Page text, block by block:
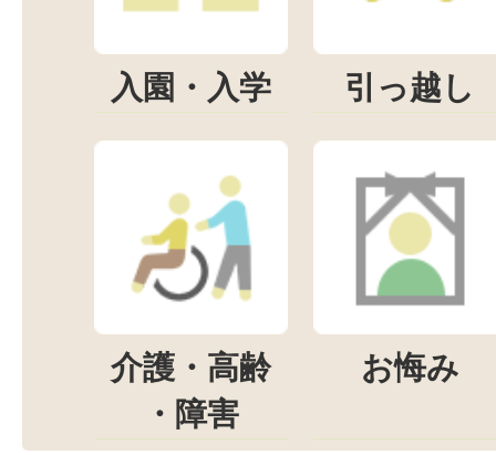
入園・入学 引っ越し
介護・高齢
・障害
お悔み